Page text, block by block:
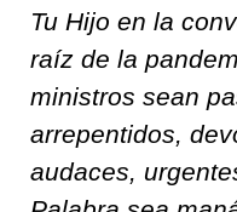
Tu Hijo en la
raíz de la
ministros sean
arrepentidos,
audaces,